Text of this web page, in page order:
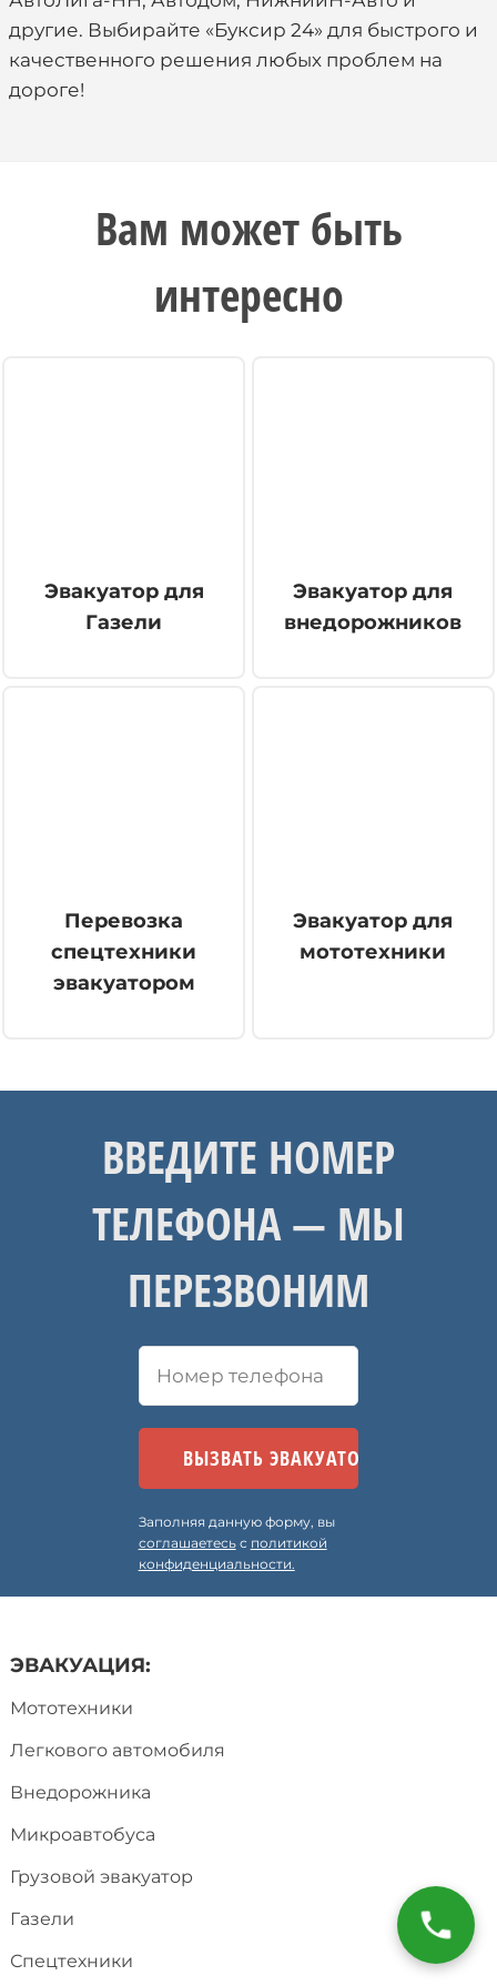
другие. Выбирайте «Буксир 24» для быстрого и
качественного решения любых проблем на
дороге!
Вам может быть
интересно
Эвакуатор для
Газели
Эвакуатор для
внедорожников
Перевозка
спецтехники
эвакуатором
Эвакуатор для
мототехники
ВВЕДИТЕ НОМЕР
ТЕЛЕФОНА — МЫ
ПЕРЕЗВОНИМ
Заполняя данную форму, вы
соглашаетесьс политикой
конфиденциальности.
ЭВАКУАЦИЯ:
Мототехники
Легкового автомобиля
Внедорожника
Микроавтобуса
Грузовой эвакуатор
Газели
Спецтехники